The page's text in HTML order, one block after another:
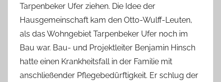
i
e
n
a
s
c
Tarpenbeker Ufer ziehen. Die Idee der
Hausgemeinschaft kam den Otto-Wulff-Leuten,
als das Wohngebiet Tarpenbeker Ufer noch im
Bau war. Bau- und Projektleiter Benjamin Hinsch
hatte einen Krankheitsfall in der Familie mit
anschließender Pflegebedürftigkeit. Er schlug der